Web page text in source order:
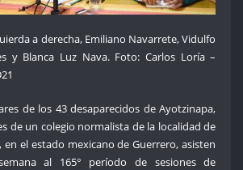
a derecha, Emiliano Navarrete, Vidulfo
y Blanca Luz Nava. Foto: Carlos Loría –
de los 43 desaparecidos de Ayotzinapa,
de un colegio normalista de la localidad de
en el estado mexicano de Guerrero, asisten
al 165° período de sesiones de